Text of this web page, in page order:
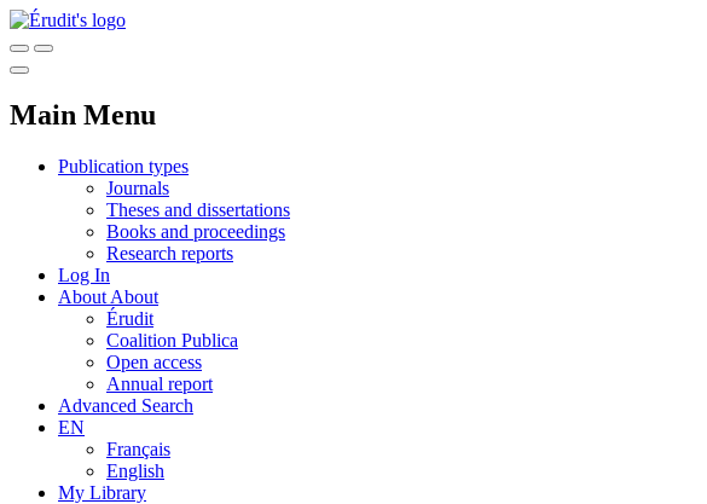
Main Menu
Publication types
Journals
Theses and dissertations
Books and proceedings
Research reports
Log In
About About
Érudit
Coalition Publica
Open access
Annual report
Advanced Search
EN
Français
English
My Library